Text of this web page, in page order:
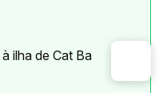
ilha de Cat Ba